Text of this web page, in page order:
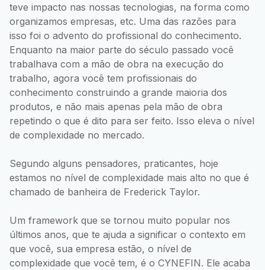
teve impacto nas nossas tecnologias, na forma como
organizamos empresas, etc. Uma das razões para
isso foi o advento do profissional do conhecimento.
Enquanto na maior parte do século passado você
trabalhava com a mão de obra na execução do
trabalho, agora você tem profissionais do
conhecimento construindo a grande maioria dos
produtos, e não mais apenas pela mão de obra
repetindo o que é dito para ser feito. Isso eleva o nível
de complexidade no mercado.
Segundo alguns pensadores, praticantes, hoje
estamos no nível de complexidade mais alto no que é
chamado de banheira de Frederick Taylor.
Um framework que se tornou muito popular nos
últimos anos, que te ajuda a significar o contexto em
que você, sua empresa estão, o nível de
complexidade que você tem, é o CYNEFIN. Ele acaba